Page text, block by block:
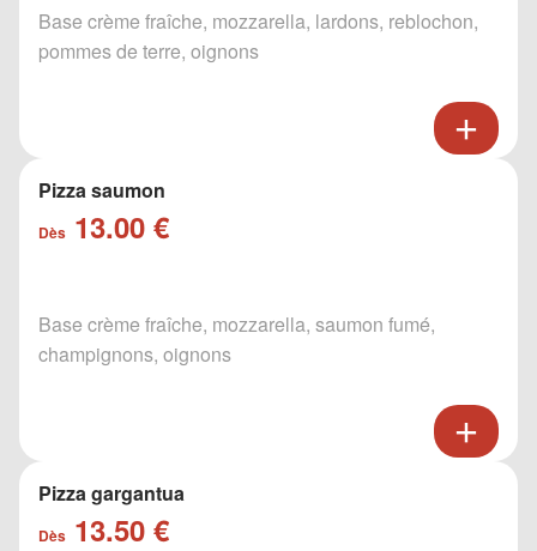
Base crème fraîche, mozzarella, lardons, reblochon,
pommes de terre, oignons
Pizza saumon
Dès 13.00 €
Base crème fraîche, mozzarella, saumon fumé,
champignons, oignons
Pizza gargantua
Dès 13.50 €